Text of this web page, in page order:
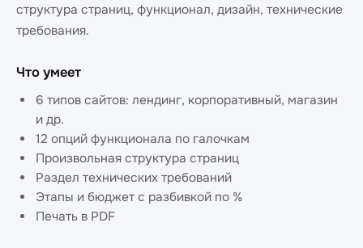
структура страниц, функционал, дизайн, технические
требования.
Что умеет
6 типов сайтов: лендинг, корпоративный, магазин
и др.
12 опций функционала по галочкам
Произвольная структура страниц
Раздел технических требований
Этапы и бюджет с разбивкой по %
Печать в PDF